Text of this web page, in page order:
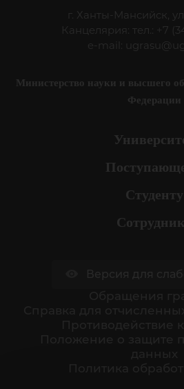
г. Ханты-Мансийск,
Канцелярия: тел.: +7
e-mail:
Министерство науки и высшего
Федерации
Студенту